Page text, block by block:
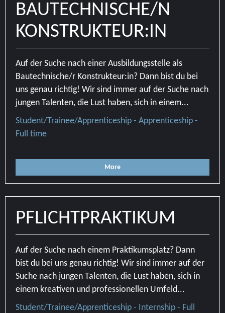
BAUTECHNISCHE/N
KONSTRUKTEUR:IN
Auf der Suche nach einer Ausbildungsstelle als
Bautechnische/r Konstrukteur:in? Dann bist du bei
uns genau richtig! Wir sind immer auf der Suche nach
jungen Talenten, die Lust haben, sich in einem...
Student/Trainee/Apprenticeship - Apprenticeship -
Full time
More
PFLICHTPRAKTIKUM
Auf der Suche nach einem Praktikumsplatz? Dann
bist du bei uns genau richtig! Wir sind immer auf der
Suche nach jungen Talenten, die Lust haben, sich in
einem kreativen und professionellen Umfeld...
Student/Trainee/Apprenticeship - Internship - Full